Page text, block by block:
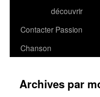
découvrir
Contacter Passion
Chanson
Archives par